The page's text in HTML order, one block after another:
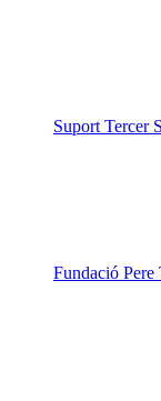
Suport Tercer
Fundació Pere